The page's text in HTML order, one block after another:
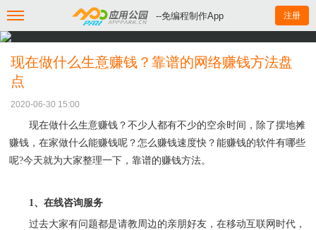
--免编程制作App 注册
现在做什么生意赚钱？靠谱的网络赚钱方法盘
点
2020-06-30 15:00
现在做什么生意赚钱 ？不少人都有不少的空余时间，除了摆地摊
赚钱，在家做什么能赚钱呢？怎么赚钱速度快？能赚钱的软件有哪些
呢?今天就为大家整理一下，靠谱的赚钱方法。
1、在线咨询服务
过去大家有问题都是请教周边的亲朋好友，在移动互联网时代，